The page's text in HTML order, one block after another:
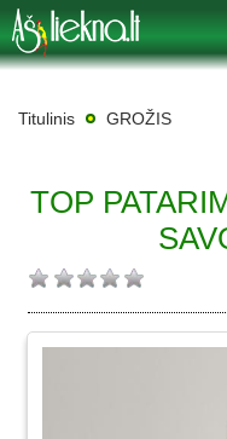
Titulinis GROŽIS
TOP